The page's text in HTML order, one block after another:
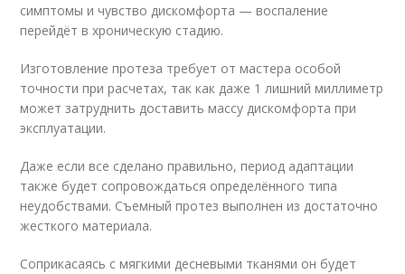
симптомы и чувство дискомфорта — воспаление
перейдёт в хроническую стадию.
Изготовление протеза требует от мастера особой
точности при расчетах, так как даже 1 лишний миллиметр
может затруднить доставить массу дискомфорта при
эксплуатации.
Даже если все сделано правильно, период адаптации
также будет сопровождаться определённого типа
неудобствами. Съемный протез выполнен из достаточно
жесткого материала.
Соприкасаясь с мягкими десневыми тканями он будет